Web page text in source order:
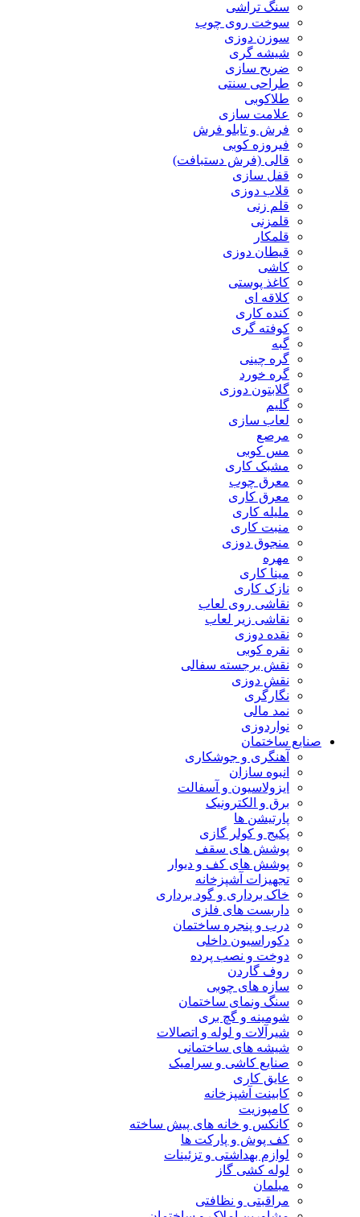
سنگ تراشی
سوخت روی چوب
سوزن دوزی
شیشه گری
ضریح سازی
طراحی سنتی
طلاکوبی
علامت سازی
فرش و تابلو فرش
فیروزه کوبی
قالی (فرش دستبافت)
قفل سازی
قلاب دوزی
قلم زنی
قلمزنی
قلمکار
قیطان دوزی
کاشی
کاغذ پوستی
کلاقه ای
کنده کاری
کوفته گری
گبه
گره چینی
گره خورد
گلابتون دوزی
گلیم
لعاب سازی
مرصع
مس کوبی
مشبک کاری
معرق چوب
معرق کاری
مليله کاری
منبت کاری
منجوق دوزی
مهره
مینا کاری
نازک کاری
نقاشی روی لعاب
نقاشی زیر لعاب
نقده دوزی
نقره کوبی
نقش برجسته سفالی
نقش دوزی
نگارگری
نمد مالی
نواردوزی
صنایع ساختمان
آهنگری و جوشکاری
انبوه سازان
ایزولاسیون و آسفالت
برق و الکترونیک
پارتیشن ها
پکیج و کولر گازی
پوشش های سقف
پوشش های کف و دیوار
تجهیزات آشپزخانه
خاک برداری و گود برداری
داربست های فلزی
درب و پنجره ساختمان
دکوراسیون داخلی
دوخت و نصب پرده
روف گاردن
سازه های چوبی
سنگ ونمای ساختمان
شومینه و گچ بری
شیرآلات و لوله و اتصالات
شیشه های ساختمانی
صنایع کاشی و سرامیک
عایق کاری
کابینت آشپزخانه
کامپوزیت
کانکس و خانه های پیش ساخته
کف پوش و پارکت ها
لوازم بهداشتی و تزئینات
لوله کشی گاز
مبلمان
مراقبتی و نظافتی